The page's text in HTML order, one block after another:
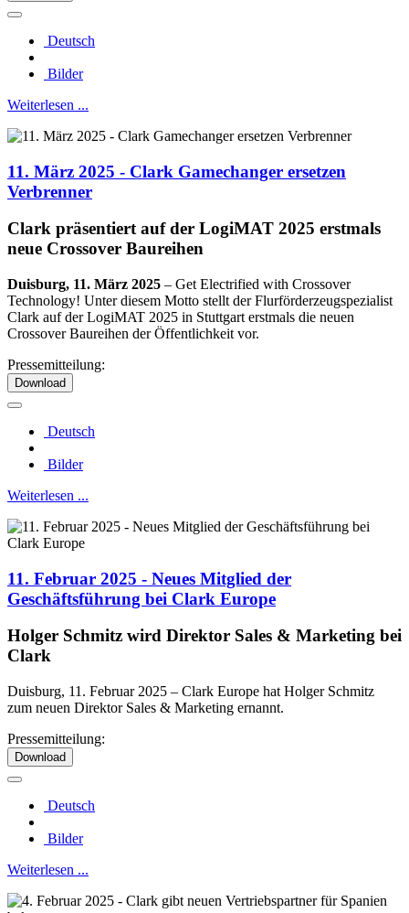
Deutsch
Bilder
Weiterlesen ...
11. März 2025 - Clark Gamechanger ersetzen
Verbrenner
Clark präsentiert auf der LogiMAT 2025 erstmals
neue Crossover Baureihen
Duisburg, 11. März 2025 – Get Electrified with Crossover
Technology! Unter diesem Motto stellt der Flurförderzeugspezialist
Clark auf der LogiMAT 2025 in Stuttgart erstmals die neuen
Crossover Baureihen der Öffentlichkeit vor.
Pressemitteilung:
Download
Deutsch
Bilder
Weiterlesen ...
11. Februar 2025 - Neues Mitglied der
Geschäftsführung bei Clark Europe
Holger Schmitz wird Direktor Sales & Marketing bei
Clark
Duisburg, 11. Februar 2025 – Clark Europe hat Holger Schmitz
zum neuen Direktor Sales & Marketing ernannt.
Pressemitteilung:
Download
Deutsch
Bilder
Weiterlesen ...